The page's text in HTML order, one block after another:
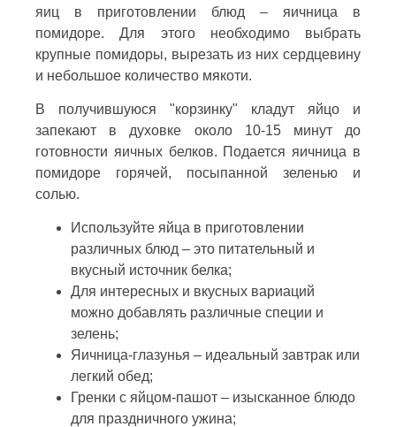
яиц в приготовлении блюд – яичница в
помидоре. Для этого необходимо выбрать
крупные помидоры, вырезать из них сердцевину
и небольшое количество мякоти.
В получившуюся "корзинку" кладут яйцо и
запекают в духовке около 10-15 минут до
готовности яичных белков. Подается яичница в
помидоре горячей, посыпанной зеленью и
солью.
Используйте яйца в приготовлении
различных блюд – это питательный и
вкусный источник белка;
Для интересных и вкусных вариаций
можно добавлять различные специи и
зелень;
Яичница-глазунья – идеальный завтрак или
легкий обед;
Гренки с яйцом-пашот – изысканное блюдо
для праздничного ужина;